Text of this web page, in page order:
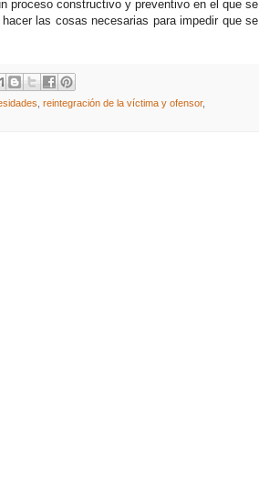
proceso constructivo y preventivo en el que se
las cosas necesarias para impedir que se
, reintegración de la víctima y ofensor,